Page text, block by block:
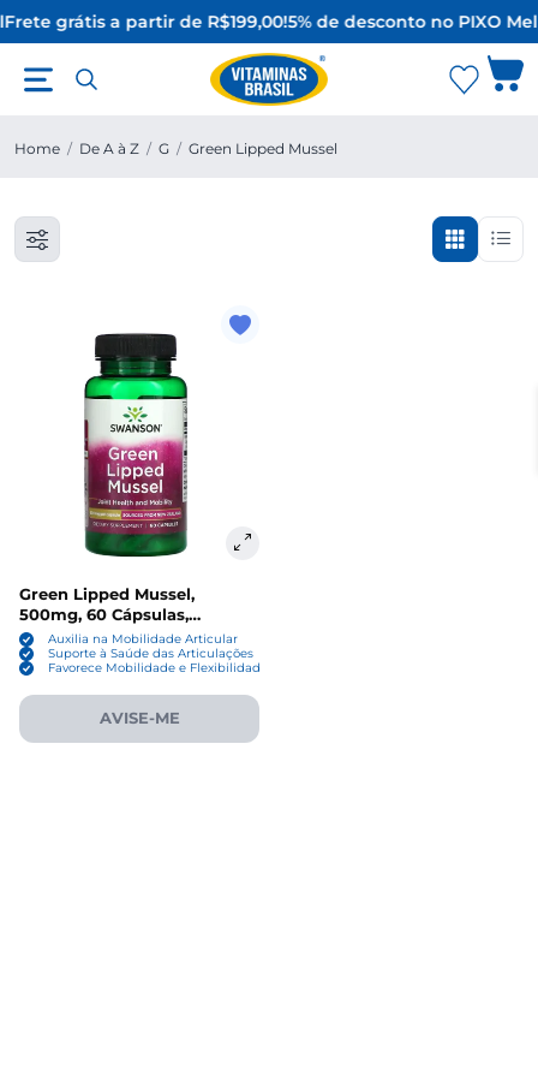
Frete grátis a partir de R$199,00!5% de desconto no PIXO
Home / De A à Z / G / Green Lipped Mussel
Green Lipped Mussel,
500mg, 60 Cápsulas,
Swanson
Auxilia na Mobilidade Articular
Suporte à Saúde das Articulações
Favorece Mobilidade e Flexibilidade
AVISE-ME